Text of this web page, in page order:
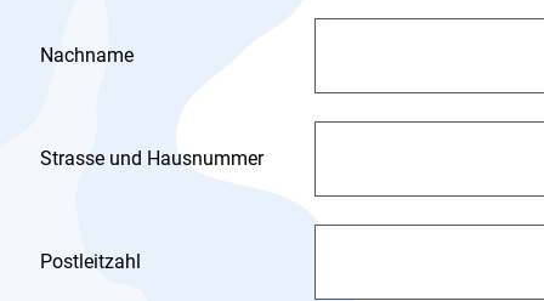
Nachname
Strasse und Hausnummer
Postleitzahl